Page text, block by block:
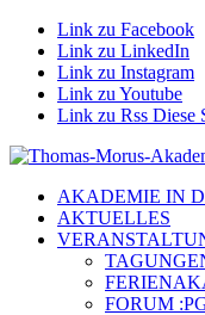
Link zu Facebook
Link zu LinkedIn
Link zu Instagram
Link zu Youtube
Link zu Rss Diese
AKADEMIE IN
AKTUELLES
FORUM